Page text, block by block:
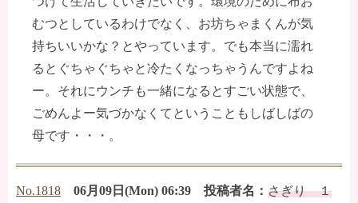
むつとしているわけでなく、お坊ちゃまくんが気
持ちいいかな？とやっています。でも本当に濡れ
るとぐちゃぐちゃと冷たくなっちゃうんですよね
ー。それにウンチも一緒になるとすごい状態で、
ごめんよー気づかなくてということもしばしばの
母です・・・。
No.1818 06月09日(Mon) 06:39 投稿者名： さぎり １